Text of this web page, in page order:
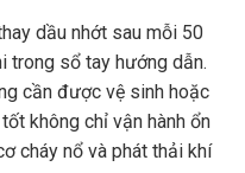
dầu nhớt sau mỗi 50
trong sổ tay hướng dẫn.
cần được vệ sinh hoặc
không chỉ vận hành ổn
cháy nổ và phát thải khí